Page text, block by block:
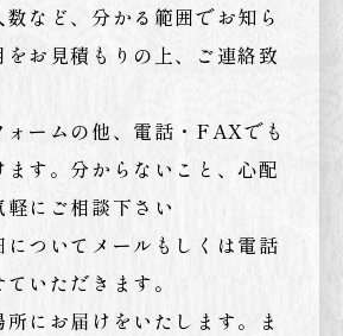
など、分かる範囲でお知ら
お見積もりの上、ご連絡致
ォームの他、電話・FAXでも
ます。分からないこと、心配
にご相談下さい
ついてメールもしくは電話
いただきます。
にお届けをいたします。ま